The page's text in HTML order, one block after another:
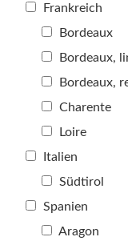
Frankreich
Bordeaux
Bordeaux,
Bordeaux,
Charente
Loire
Italien
Südtirol
Spanien
Aragon